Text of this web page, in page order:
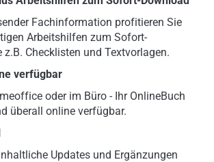
Fachinformation profitieren Sie
Arbeitshilfen zum Sofort-
z.B. Checklisten und Textvorlagen.
verfügbar
oder im Büro - Ihr OnlineBuch
überall online verfügbar.
Updates und Ergänzungen